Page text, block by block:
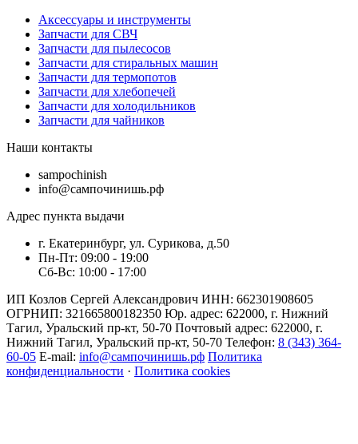
Аксессуары и инструменты
Запчасти для СВЧ
Запчасти для пылесосов
Запчасти для стиральных машин
Запчасти для термопотов
Запчасти для хлебопечей
Запчасти для холодильников
Запчасти для чайников
Наши контакты
sampochinish
info@сампочинишь.рф
Адрес пункта выдачи
г. Екатеринбург, ул. Сурикова, д.50
Пн-Пт: 09:00 - 19:00
Сб-Вс: 10:00 - 17:00
ИП Козлов Сергей Александрович ИНН: 662301908605
ОГРНИП: 321665800182350 Юр. адрес: 622000, г. Нижний
Тагил, Уральский пр-кт, 50-70 Почтовый адрес: 622000, г.
Нижний Тагил, Уральский пр-кт, 50-70 Телефон: 8 (343) 364-
60-05 E-mail: info@сампочинишь.рф Политика
конфиденциальности · Политика cookies